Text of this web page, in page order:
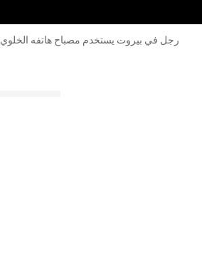
رجل في بيروت يستخدم مصباح هاتفه الخلوي ليصعد الدرج حتى يصل إلى شقته